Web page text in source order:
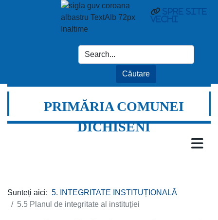
Spre site
vechi
PRIMĂRIA COMUNEI
DICHISENI
Sunteți aici: 5. INTEGRITATE INSTITUȚIONALĂ
5.5 Planul de integritate al instituției